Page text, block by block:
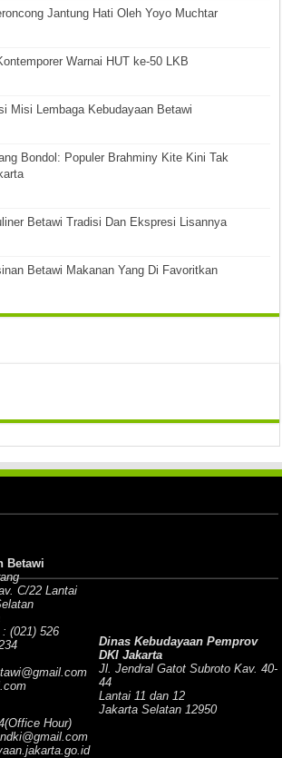
Jantung Hati Oleh Yoyo Muchtar
Warnai HUT ke-50 LKB
Misi Lembaga Kebudayaan Betawi
Bondol: Populer Brahminy Kite Kini Tak
Betawi Tradisi Dan Ekspresi Lisannya
Betawi Makanan Yang Di Favoritkan
Betawi
C/22 Lantai
(021) 526
Dinas Kebudayaan Pemprov
DKI Jakarta
Jl. Jendral Gatot Subroto Kav. 40-
44
Lantai 11 dan 12
Jakarta Selatan 12950
Hour)